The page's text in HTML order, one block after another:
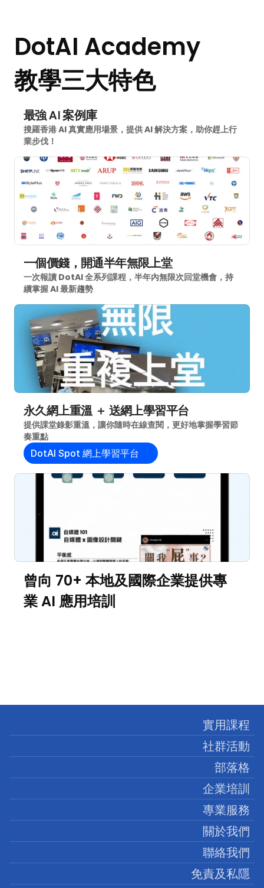
DotAI Academy
教學三大特色
最強 AI 案例庫
搜羅香港 AI 真實應用場景，提供 AI 解決方案，助你趕上行
業步伐！
一個價錢，開通半年無限上堂
一次報讀 DotAI 全系列課程，半年內無限次回堂機會，持
續掌握 AI 最新趨勢
永久網上重溫 ＋ 送網上學習平台
提供課堂錄影重溫，讓你隨時在線查閱，更好地掌握學習節
奏重點
DotAI Spot 網上學習平台
曾向 70+ 本地及國際企業提供專
業 AI 應用培訓
實用課程
社群活動
部落格
企業培訓
專業服務
關於我們
聯絡我們
免責及私隱